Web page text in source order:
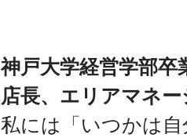
神戸大学経営学部
店長、エリアマネ
私には「いつかは